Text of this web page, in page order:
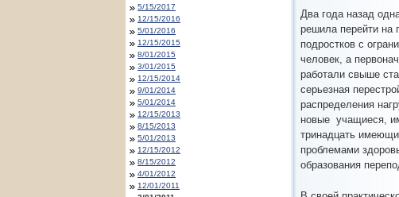
5/15/2017
12/15/2016
5/01/2016
12/15/2015
8/01/2015
3/01/2015
12/15/2014
9/01/2014
5/01/2014
12/15/2013
8/15/2013
5/01/2013
12/15/2012
8/15/2012
4/01/2012
12/01/2011
Два года назад
решила перейти на
подростков с
человек, а
работали свыше
серьезная
распределения
новые учащиеся,
тринадцать
проблемами
образования